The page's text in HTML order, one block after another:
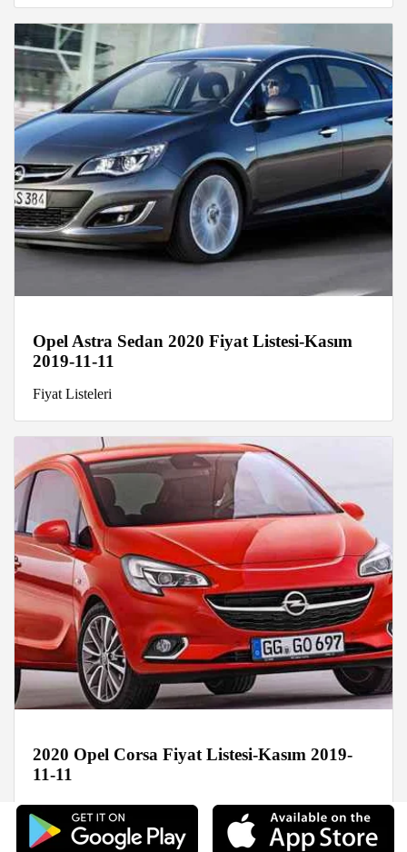
Opel Astra Sedan 2020 Fiyat Listesi-Kasım
2019-11-11
Fiyat Listeleri
2020 Opel Corsa Fiyat Listesi-Kasım 2019-
11-11
Foto Galeri